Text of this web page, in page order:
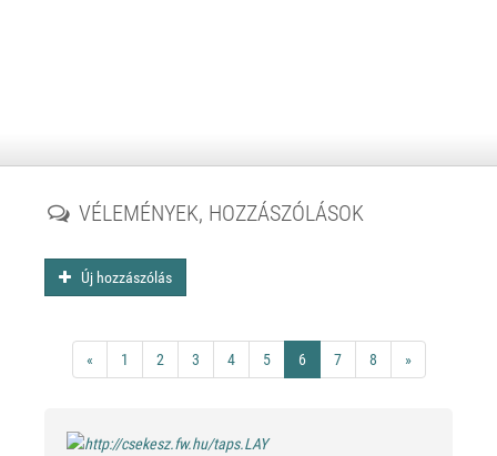
VÉLEMÉNYEK, HOZZÁSZÓLÁSOK
Új hozzászólás
« 1 2 3 4 5 6 7 8 »